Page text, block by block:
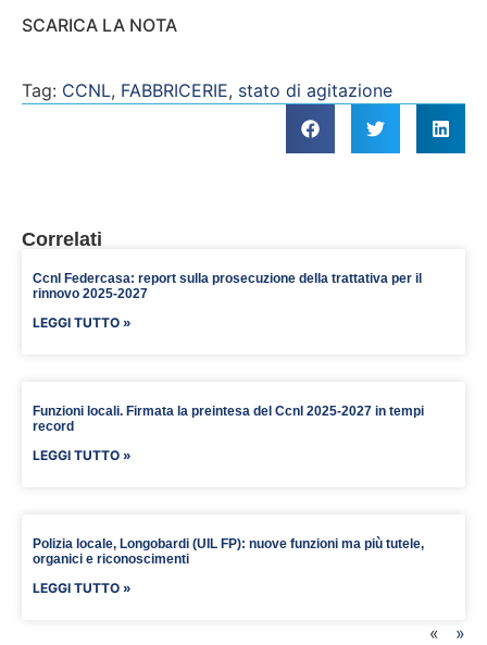
SCARICA LA NOTA
Tag: CCNL, FABBRICERIE, stato di agitazione
Correlati
Ccnl Federcasa: report sulla prosecuzione della trattativa per il
rinnovo 2025-2027
LEGGI TUTTO »
Funzioni locali. Firmata la preintesa del Ccnl 2025-2027 in tempi
record
LEGGI TUTTO »
Polizia locale, Longobardi (UIL FP): nuove funzioni ma più tutele,
organici e riconoscimenti
LEGGI TUTTO »
« »